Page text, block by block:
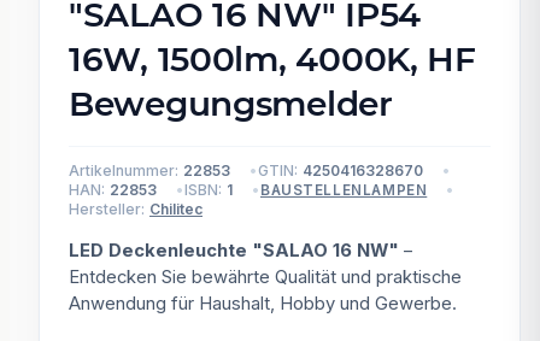
"SALAO 16 NW" IP54
16W, 1500lm, 4000K, HF
Bewegungsmelder
Artikelnummer: 22853 GTIN: 4250416328670
HAN: 22853 ISBN: 1 BAUSTELLENLAMPEN
Hersteller: Chilitec
LED Deckenleuchte "SALAO 16 NW" –
Entdecken Sie bewährte Qualität und praktische
Anwendung für Haushalt, Hobby und Gewerbe.